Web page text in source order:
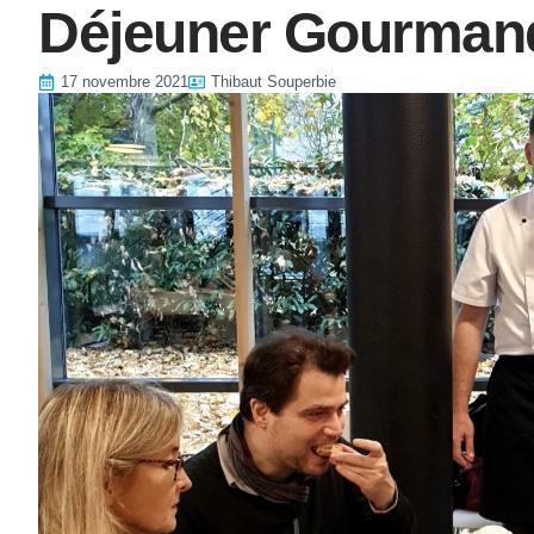
Déjeuner
17 novembre 2021 Thibaut Souperbie